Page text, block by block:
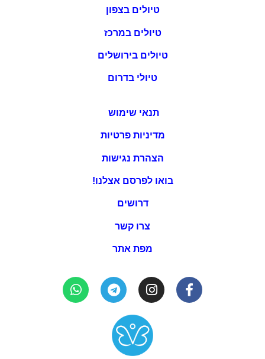
טיולים בצפון
טיולים במרכז
טיולים בירושלים
טיולי בדרום
תנאי שימוש
מדיניות פרטיות
הצהרת נגישות
בואו לפרסם אצלנו!
דרושים
צרו קשר
מפת אתר